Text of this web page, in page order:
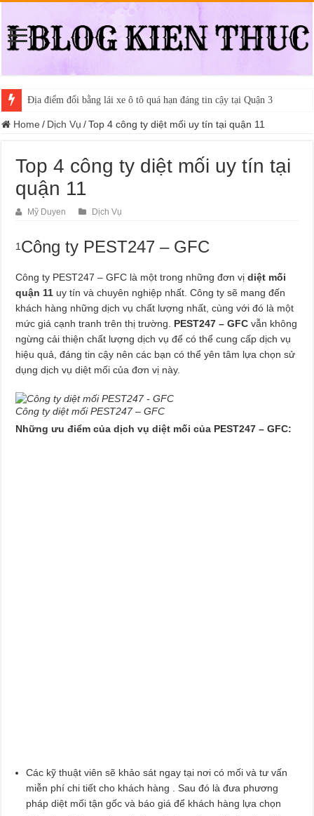
Địa điểm đổi bằng lái xe ô tô quá hạn đáng tin cậy tại Quận 3
Home / Dịch Vụ / Top 4 công ty diệt mối uy tín tại quận 11
Top 4 công ty diệt mối uy tín tại
quận 11
Mỹ Duyen Dịch Vụ
1 Công ty PEST247 – GFC
Công ty PEST247 – GFC là một trong những đơn vịdiệt mối
quận 11 uy tín và chuyên nghiệp nhất. Công ty sẽ mang đến
khách hàng những dịch vụ chất lượng nhất, cùng với đó là một
mức giá cạnh tranh trên thị trường. PEST247 – GFC vẫn không
ngừng cải thiện chất lượng dịch vụ để có thể cung cấp dịch vụ
hiệu quả, đáng tin cậy nên các bạn có thể yên tâm lựa chọn sử
dụng dịch vụ diệt mối của đơn vị này.
Công ty diệt mối PEST247 – GFC
Những ưu điểm của dịch vụ diệt mối của PEST247 – GFC:
Các kỹ thuật viên sẽ khảo sát ngay tại nơi có mối và tư vấn
miễn phí chi tiết cho khách hàng . Sau đó là đưa phương
pháp diệt mối tận gốc và báo giá để khách hàng lựa chọn